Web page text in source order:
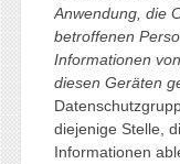
Anwendung, die
betroffenen
Informationen
diesen Geräten
diejenige Stelle,
Informationen